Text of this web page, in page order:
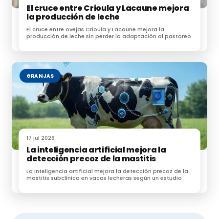
los principales gases implicados en el cambio
climático.
rumiantes representan una fuente importante de
este gas debido a la fermentación entérica.
El límite: cuánto se puede reducir sin
afectar la producción
El estudio también identifica un punto crítico:
no toda
reducción de proteína es viable sin
consecuencias productivas.
Reducir la proteína de 154 a 143 g/kg de materia
El cruce entre Crioula y Lacaune mejora
la producción de leche
El cruce entre ovejas Crioula y Lacaune mejora la
producción de leche sin perder la adaptación al pastoreo
GRANJAS
17 jul 2026
La inteligencia artificial mejora la
detección precoz de la mastitis
La inteligencia artificial mejora la detección precoz de la
mastitis subclínica en vacas lecheras según un estudio